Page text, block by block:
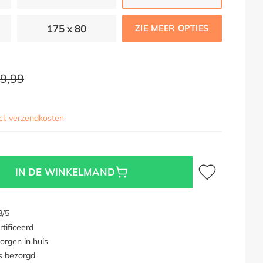
175 x 80 ZIE MEER OPTIES
verzendkosten
IN DE WINKELMAND
Toevoegen aan
5
in huis
bezorgd